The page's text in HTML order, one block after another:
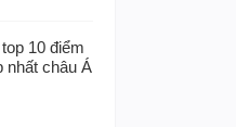
10 điểm
nhất châu Á